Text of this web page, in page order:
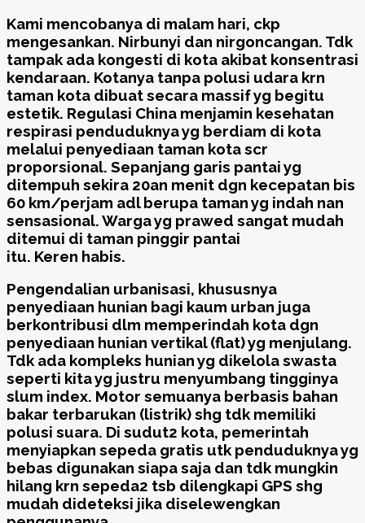
Kami mencobanya di malam hari, ckp
mengesankan. Nirbunyi dan nirgoncangan. Tdk
tampak ada kongesti di kota akibat konsentrasi
kendaraan. Kotanya tanpa polusi udara krn
taman kota dibuat secara massif yg begitu
estetik. Regulasi China menjamin kesehatan
respirasi penduduknya yg berdiam di kota
melalui penyediaan taman kota scr
proporsional. Sepanjang garis pantai yg
ditempuh sekira 20an menit dgn kecepatan bis
60 km/perjam adl berupa taman yg indah nan
sensasional. Warga yg prawed sangat mudah
ditemui di taman pinggir pantai
itu. Keren habis.
Pengendalian urbanisasi, khususnya
penyediaan hunian bagi kaum urban juga
berkontribusi dlm memperindah kota dgn
penyediaan hunian vertikal (flat) yg menjulang.
Tdk ada kompleks hunian yg dikelola swasta
seperti kita yg justru menyumbang tingginya
slum index. Motor semuanya berbasis bahan
bakar terbarukan (listrik) shg tdk memiliki
polusi suara. Di sudut2 kota, pemerintah
menyiapkan sepeda gratis utk penduduknya yg
bebas digunakan siapa saja dan tdk mungkin
hilang krn sepeda2 tsb dilengkapi GPS shg
mudah dideteksi jika diselewengkan